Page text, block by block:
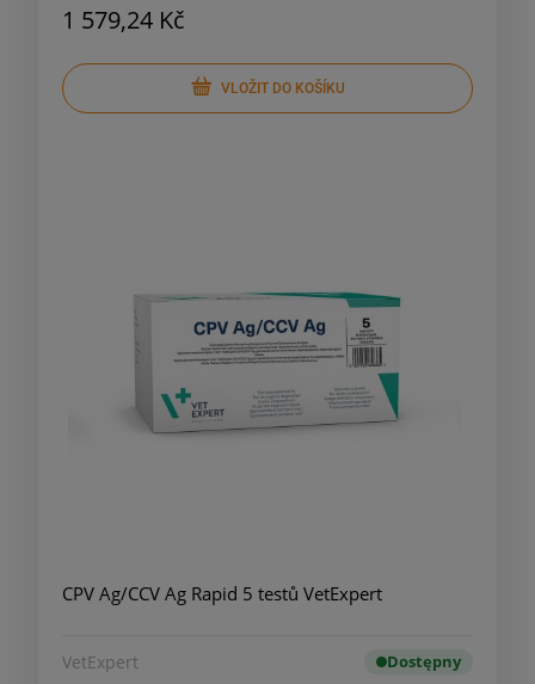
1 579,24 Kč
VLOŽIT DO KOŠÍKU
CPV Ag/CCV Ag Rapid 5 testů VetExpert
VetExpert Dostępny